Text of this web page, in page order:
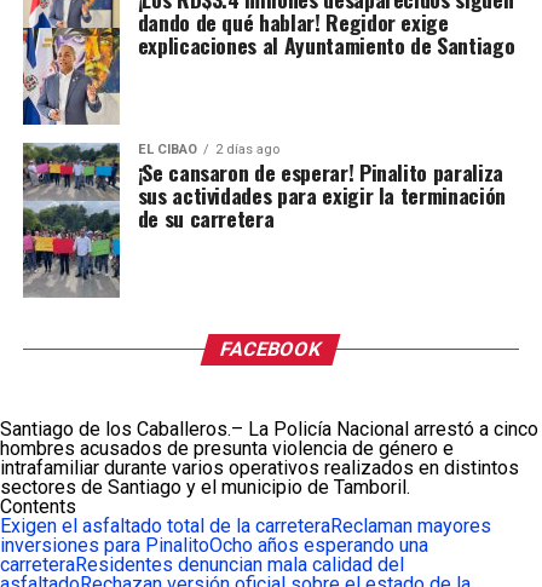
dando de qué hablar! Regidor exige
explicaciones al Ayuntamiento de Santiago
EL CIBAO 2 días ago
¡Se cansaron de esperar! Pinalito paraliza
sus actividades para exigir la terminación
de su carretera
FACEBOOK
Santiago de los Caballeros.– La Policía Nacional arrestó a cinco
hombres acusados de presunta violencia de género e
intrafamiliar durante varios operativos realizados en distintos
sectores de Santiago y el municipio de Tamboril.
Contents
Exigen el asfaltado total de la carreteraReclaman mayores
inversiones para PinalitoOcho años esperando una
carreteraResidentes denuncian mala calidad del